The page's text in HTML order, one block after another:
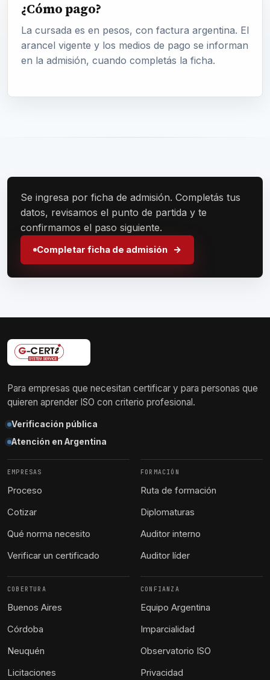
¿Cómo pago?
La cursada es en pesos, con factura argentina. El
arancel vigente y los medios de pago se informan
en la admisión, cuando completás la ficha.
Se ingresa por ficha de admisión. Completás tus
datos, revisamos el punto de partida y te
confirmamos el paso siguiente.
Completar ficha de admisión
Para empresas que necesitan certificar y para personas que
quieren aprender ISO con criterio profesional.
Verificación pública
Atención en Argentina
EMPRESAS
Proceso
Cotizar
Qué norma necesito
Verificar un certificado
FORMACIÓN
Ruta de formación
Diplomaturas
Auditor interno
Auditor líder
COBERTURA
Buenos Aires
Córdoba
Neuquén
Licitaciones
CONFIANZA
Equipo Argentina
Imparcialidad
Observatorio ISO
Privacidad